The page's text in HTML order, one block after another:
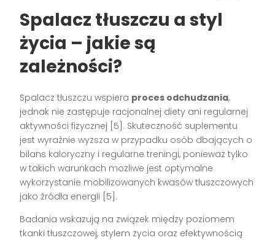
Spalacz tłuszczu a styl
życia – jakie są
zależności?
Spalacz tłuszczu wspiera proces odchudzania,
jednak nie zastępuje racjonalnej diety ani regularnej
aktywności fizycznej [5]. Skuteczność suplementu
jest wyraźnie wyższa w przypadku osób dbających o
bilans kaloryczny i regularne treningi, ponieważ tylko
w takich warunkach możliwe jest optymalne
wykorzystanie mobilizowanych kwasów tłuszczowych
jako źródła energii [5].
Badania wskazują na związek między poziomem
tkanki tłuszczowej, stylem życia oraz efektywnością